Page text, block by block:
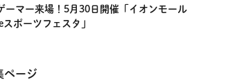
ーマー来場！5月30日開催「イオンモール
スポーツフェスタ」
ページ